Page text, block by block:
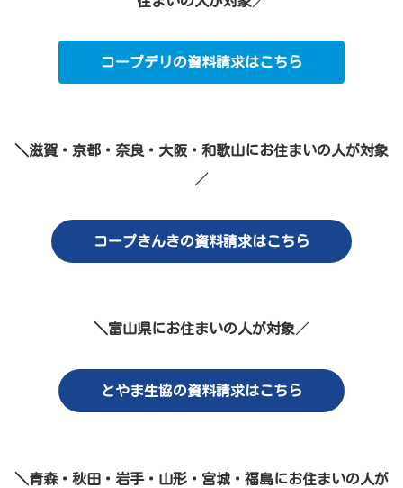
コープデリの資料請求はこちら
＼滋賀・京都・奈良・大阪・和歌山にお住まいの人が対象
／
コープきんきの資料請求はこちら
＼富山県にお住まいの人が対象／
とやま生協の資料請求はこちら
＼青森・秋田・岩手・山形・宮城・福島にお住まいの人が